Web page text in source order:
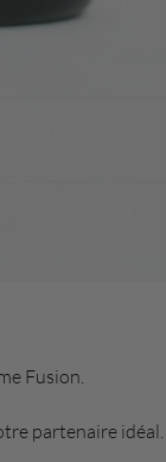
Fusion.
partenaire idéal.